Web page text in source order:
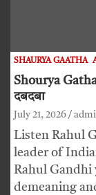
SHAURYA GAATHA
Shourya Gatha-
दबदबा
July 21, 2026
Listen Rahul
leader of
Rahul Gandhi
demeaning